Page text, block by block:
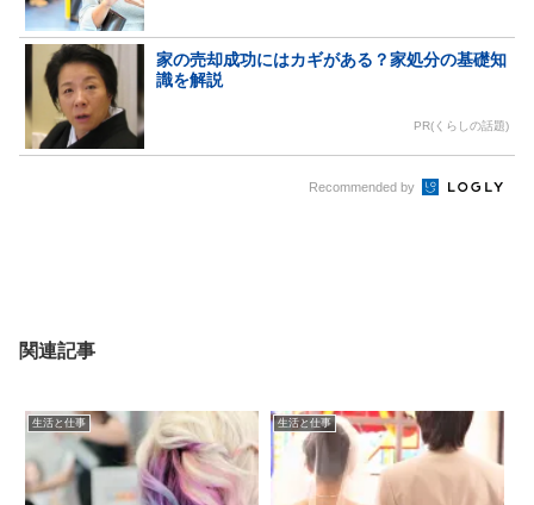
家の売却成功にはカギがある？家処分の基礎知
識を解説
PR(くらしの話題)
Recommended by
関連記事
生活と仕事 生活と仕事